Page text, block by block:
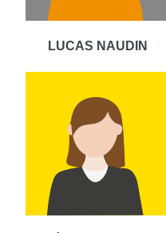
LUCAS NAUDIN